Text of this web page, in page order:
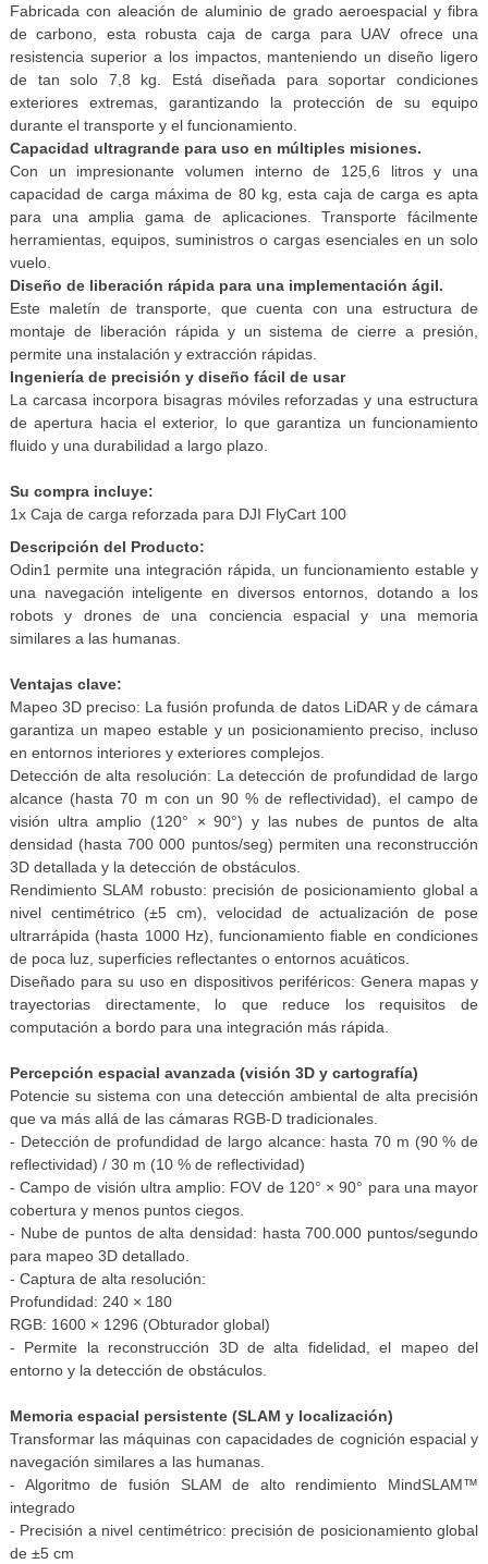
Fabricada con aleación de aluminio de grado aeroespacial y fibra
de carbono, esta robusta caja de carga para UAV ofrece una
resistencia superior a los impactos, manteniendo un diseño ligero
de tan solo 7,8 kg. Está diseñada para soportar condiciones
exteriores extremas, garantizando la protección de su equipo
durante el transporte y el funcionamiento.
Capacidad ultragrande para uso en múltiples misiones.
Con un impresionante volumen interno de 125,6 litros y una
capacidad de carga máxima de 80 kg, esta caja de carga es apta
para una amplia gama de aplicaciones. Transporte fácilmente
herramientas, equipos, suministros o cargas esenciales en un solo
vuelo.
Diseño de liberación rápida para una implementación ágil.
Este maletín de transporte, que cuenta con una estructura de
montaje de liberación rápida y un sistema de cierre a presión,
permite una instalación y extracción rápidas.
Ingeniería de precisión y diseño fácil de usar
La carcasa incorpora bisagras móviles reforzadas y una estructura
de apertura hacia el exterior, lo que garantiza un funcionamiento
fluido y una durabilidad a largo plazo.
Su compra incluye:
1x Caja de carga reforzada para DJI FlyCart 100
Descripción del Producto:
Odin1 permite una integración rápida, un funcionamiento estable y
una navegación inteligente en diversos entornos, dotando a los
robots y drones de una conciencia espacial y una memoria
similares a las humanas.
Ventajas clave:
Mapeo 3D preciso: La fusión profunda de datos LiDAR y de cámara
garantiza un mapeo estable y un posicionamiento preciso, incluso
en entornos interiores y exteriores complejos.
Detección de alta resolución: La detección de profundidad de largo
alcance (hasta 70 m con un 90 % de reflectividad), el campo de
visión ultra amplio (120° × 90°) y las nubes de puntos de alta
densidad (hasta 700 000 puntos/seg) permiten una reconstrucción
3D detallada y la detección de obstáculos.
Rendimiento SLAM robusto: precisión de posicionamiento global a
nivel centimétrico (±5 cm), velocidad de actualización de pose
ultrarrápida (hasta 1000 Hz), funcionamiento fiable en condiciones
de poca luz, superficies reflectantes o entornos acuáticos.
Diseñado para su uso en dispositivos periféricos: Genera mapas y
trayectorias directamente, lo que reduce los requisitos de
computación a bordo para una integración más rápida.
Percepción espacial avanzada (visión 3D y cartografía)
Potencie su sistema con una detección ambiental de alta precisión
que va más allá de las cámaras RGB-D tradicionales.
- Detección de profundidad de largo alcance: hasta 70 m (90 % de
reflectividad) / 30 m (10 % de reflectividad)
- Campo de visión ultra amplio: FOV de 120° × 90° para una mayor
cobertura y menos puntos ciegos.
- Nube de puntos de alta densidad: hasta 700.000 puntos/segundo
para mapeo 3D detallado.
- Captura de alta resolución:
Profundidad: 240 × 180
RGB: 1600 × 1296 (Obturador global)
- Permite la reconstrucción 3D de alta fidelidad, el mapeo del
entorno y la detección de obstáculos.
Memoria espacial persistente (SLAM y localización)
Transformar las máquinas con capacidades de cognición espacial y
navegación similares a las humanas.
- Algoritmo de fusión SLAM de alto rendimiento MindSLAM™
integrado
- Precisión a nivel centimétrico: precisión de posicionamiento global
de ±5 cm